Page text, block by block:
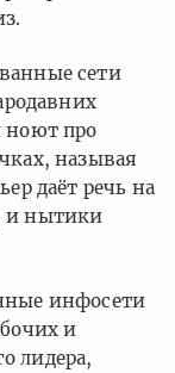
сети
ноют про
называя
даёт речь на
и нытики
инфосети
и
лидера,